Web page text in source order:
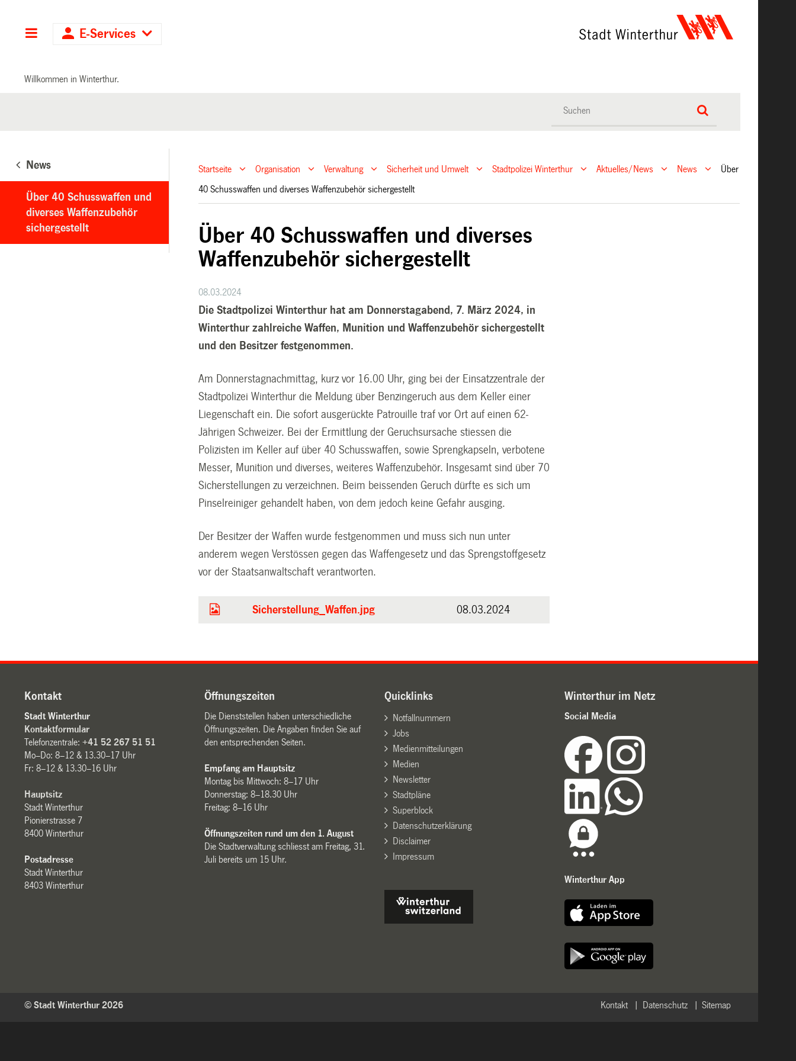
Hauptnavigation
E-Services
Willkommen in Winterthur.
News
Über 40 Schusswaffen und
diverses Waffenzubehör
sichergestellt
Startseite Organisation Verwaltung Sicherheit und Umwelt Stadtpolizei Winterthur Aktuelles/News News
Über
40 Schusswaffen und diverses Waffenzubehör sichergestellt
Über 40 Schusswaffen und diverses
Waffenzubehör sichergestellt
08.03.2024
Die Stadtpolizei Winterthur hat am Donnerstagabend, 7. März 2024, in
Winterthur zahlreiche Waffen, Munition und Waffenzubehör sichergestellt
und den Besitzer festgenommen.
Am Donnerstagnachmittag, kurz vor 16.00 Uhr, ging bei der Einsatzzentrale der
Stadtpolizei Winterthur die Meldung über Benzingeruch aus dem Keller einer
Liegenschaft ein. Die sofort ausgerückte Patrouille traf vor Ort auf einen 62-
Jährigen Schweizer. Bei der Ermittlung der Geruchsursache stiessen die
Polizisten im Keller auf über 40 Schusswaffen, sowie Sprengkapseln, verbotene
Messer, Munition und diverses, weiteres Waffenzubehör. Insgesamt sind über 70
Sicherstellungen zu verzeichnen. Beim beissenden Geruch dürfte es sich um
Pinselreiniger gehandelt haben, von dem jedoch keine Gefahr ausging.
Der Besitzer der Waffen wurde festgenommen und muss sich nun unter
anderem wegen Verstössen gegen das Waffengesetz und das Sprengstoffgesetz
vor der Staatsanwaltschaft verantworten.
Sicherstellung_Waffen.jpg 08.03.2024
Kontakt
Stadt Winterthur
Kontaktformular
Telefonzentrale:+41 52 267 51 51
Mo–Do: 8–12 & 13.30–17 Uhr
Fr: 8–12 & 13.30–16 Uhr
Hauptsitz
Stadt Winterthur
Pionierstrasse 7
8400 Winterthur
Postadresse
Stadt Winterthur
8403 Winterthur
Öffnungszeiten
Die Dienststellen haben unterschiedliche
Öffnungszeiten. Die Angaben finden Sie auf
den entsprechenden Seiten.
Empfang am Hauptsitz
Montag bis Mittwoch: 8–17 Uhr
Donnerstag: 8–18.30 Uhr
Freitag: 8–16 Uhr
Öffnungszeiten rund um den 1. August
Die Stadtverwaltung schliesst am Freitag, 31.
Juli bereits um 15 Uhr.
Quicklinks
Notfallnummern
Jobs
Medienmitteilungen
Medien
Newsletter
Stadtpläne
Superblock
Datenschutzerklärung
Disclaimer
Impressum
Winterthur im Netz
Social Media
Winterthur App
Sitemap
Datenschutz
Kontakt
© Stadt Winterthur 2026